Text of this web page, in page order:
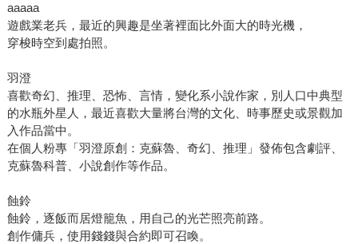
aaaaa
遊戲業老兵，最近的興趣是坐著裡面比外面大的時光機，
穿梭時空到處拍照。
羽澄
喜歡奇幻、推理、恐怖、言情，變化系小說作家，別人口中典型
的水瓶外星人，最近喜歡大量將台灣的文化、時事歷史或景觀加
入作品當中。
在個人粉專「羽澄原創：克蘇魯、奇幻、推理」發佈包含劇評、
克蘇魯科普、小說創作等作品。
蝕鈴
蝕鈴，逐飯而居燈籠魚，用自己的光芒照亮前路。
創作傭兵，使用錢錢與合約即可召喚。